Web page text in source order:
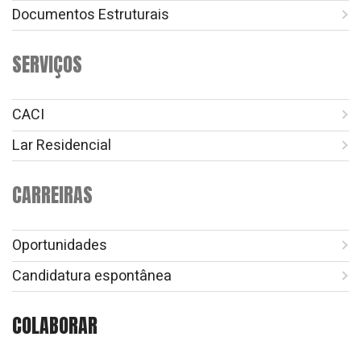
Documentos Estruturais
SERVIÇOS
CACI
Lar Residencial
CARREIRAS
Oportunidades
Candidatura espontânea
COLABORAR